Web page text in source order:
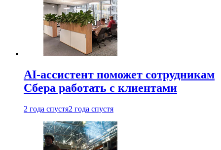
AI-ассистент поможет сотрудникам
Сбера работать с клиентами
2 года спустя2 года спустя